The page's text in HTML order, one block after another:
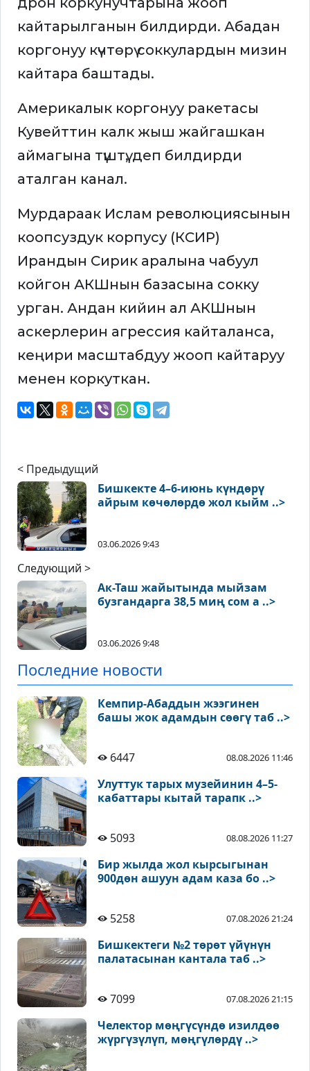
кайтарылганын билдирди. Абадан
коргонуу күчтөрү соккулардын мизин
кайтара баштады.
Америкалык коргонуу ракетасы
Кувейттин калк жыш жайгашкан
аймагына түштү, деп билдирди
аталган канал.
Мурдараак Ислам революциясынын
коопсуздук корпусу (КСИР)
Ирандын Сирик аралына чабуул
койгон АКШнын базасына сокку
урган. Андан кийин ал АКШнын
аскерлерин агрессия кайталанса,
кеңири масштабдуу жооп кайтаруу
менен коркуткан.
< Предыдущий
Бишкекте 4–6-июнь күндөрү
айрым көчөлөрдө жол кыйм ..>
03.06.2026 9:43
Следующий >
Ак-Таш жайытында мыйзам
бузгандарга 38,5 миң сом а ..>
03.06.2026 9:48
Последние новости
Кемпир-Абаддын жээгинен
башы жок адамдын сөөгү таб ..>
6447 08.08.2026 11:46
Улуттук тарых музейинин 4–5-
кабаттары кытай тарапк ..>
5093 08.08.2026 11:27
Бир жылда жол кырсыгынан
900дөн ашуун адам каза бо ..>
5258 07.08.2026 21:24
Бишкектеги №2 төрөт үйүнүн
палатасынан кантала таб ..>
7099 07.08.2026 21:15
Челектор мөңгүсүндө изилдөө
жүргүзүлүп, мөңгүлөрдү ..>